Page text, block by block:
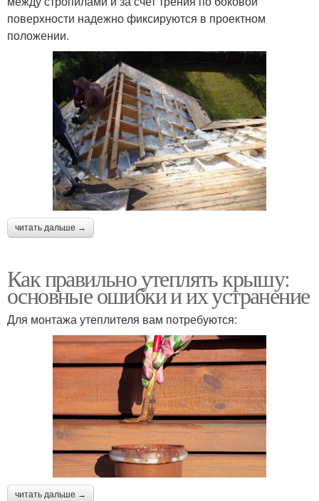
поверхности надежно фиксируются в проектном
положении.
читать дальше →
Как правильно утеплять крышу:
основные ошибки и их устранение
Для монтажа утеплителя вам потребуются:
читать дальше →